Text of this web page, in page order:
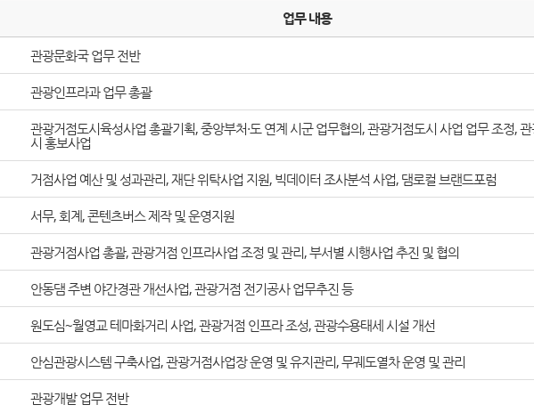
업무 내용
관광문화국 업무 전반
관광인프라과 업무 총괄
관광거점도시육성사업 총괄기획, 중앙부처・도 연계 시군 업무협의, 관광거점도시 사업 업무 조정,
시 홍보사업
거점사업 예산 및 성과관리, 재단 위탁사업 지원, 빅데이터 조사분석 사업, 댐로컬 브랜드포럼
서무, 회계, 콘텐츠버스 제작 및 운영지원
관광거점사업 총괄, 관광거점 인프라사업 조정 및 관리, 부서별 시행사업 추진 및 협의
안동댐 주변 야간경관 개선사업, 관광거점 전기공사 업무추진 등
원도심~월영교 테마화거리 사업, 관광거점 인프라 조성, 관광수용태세 시설 개선
안심관광시스템 구축사업, 관광거점사업장 운영 및 유지관리, 무궤도열차 운영 및 관리
관광개발 업무 전반